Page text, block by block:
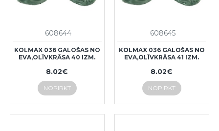
608644
KOLMAX 036 GALOŠAS NO
EVA,OLĪVKRĀSA 40 IZM.
8.02€
NOPIRKT
608645
KOLMAX 036 GALOŠAS NO
EVA,OLĪVKRĀSA 41 IZM.
8.02€
NOPIRKT